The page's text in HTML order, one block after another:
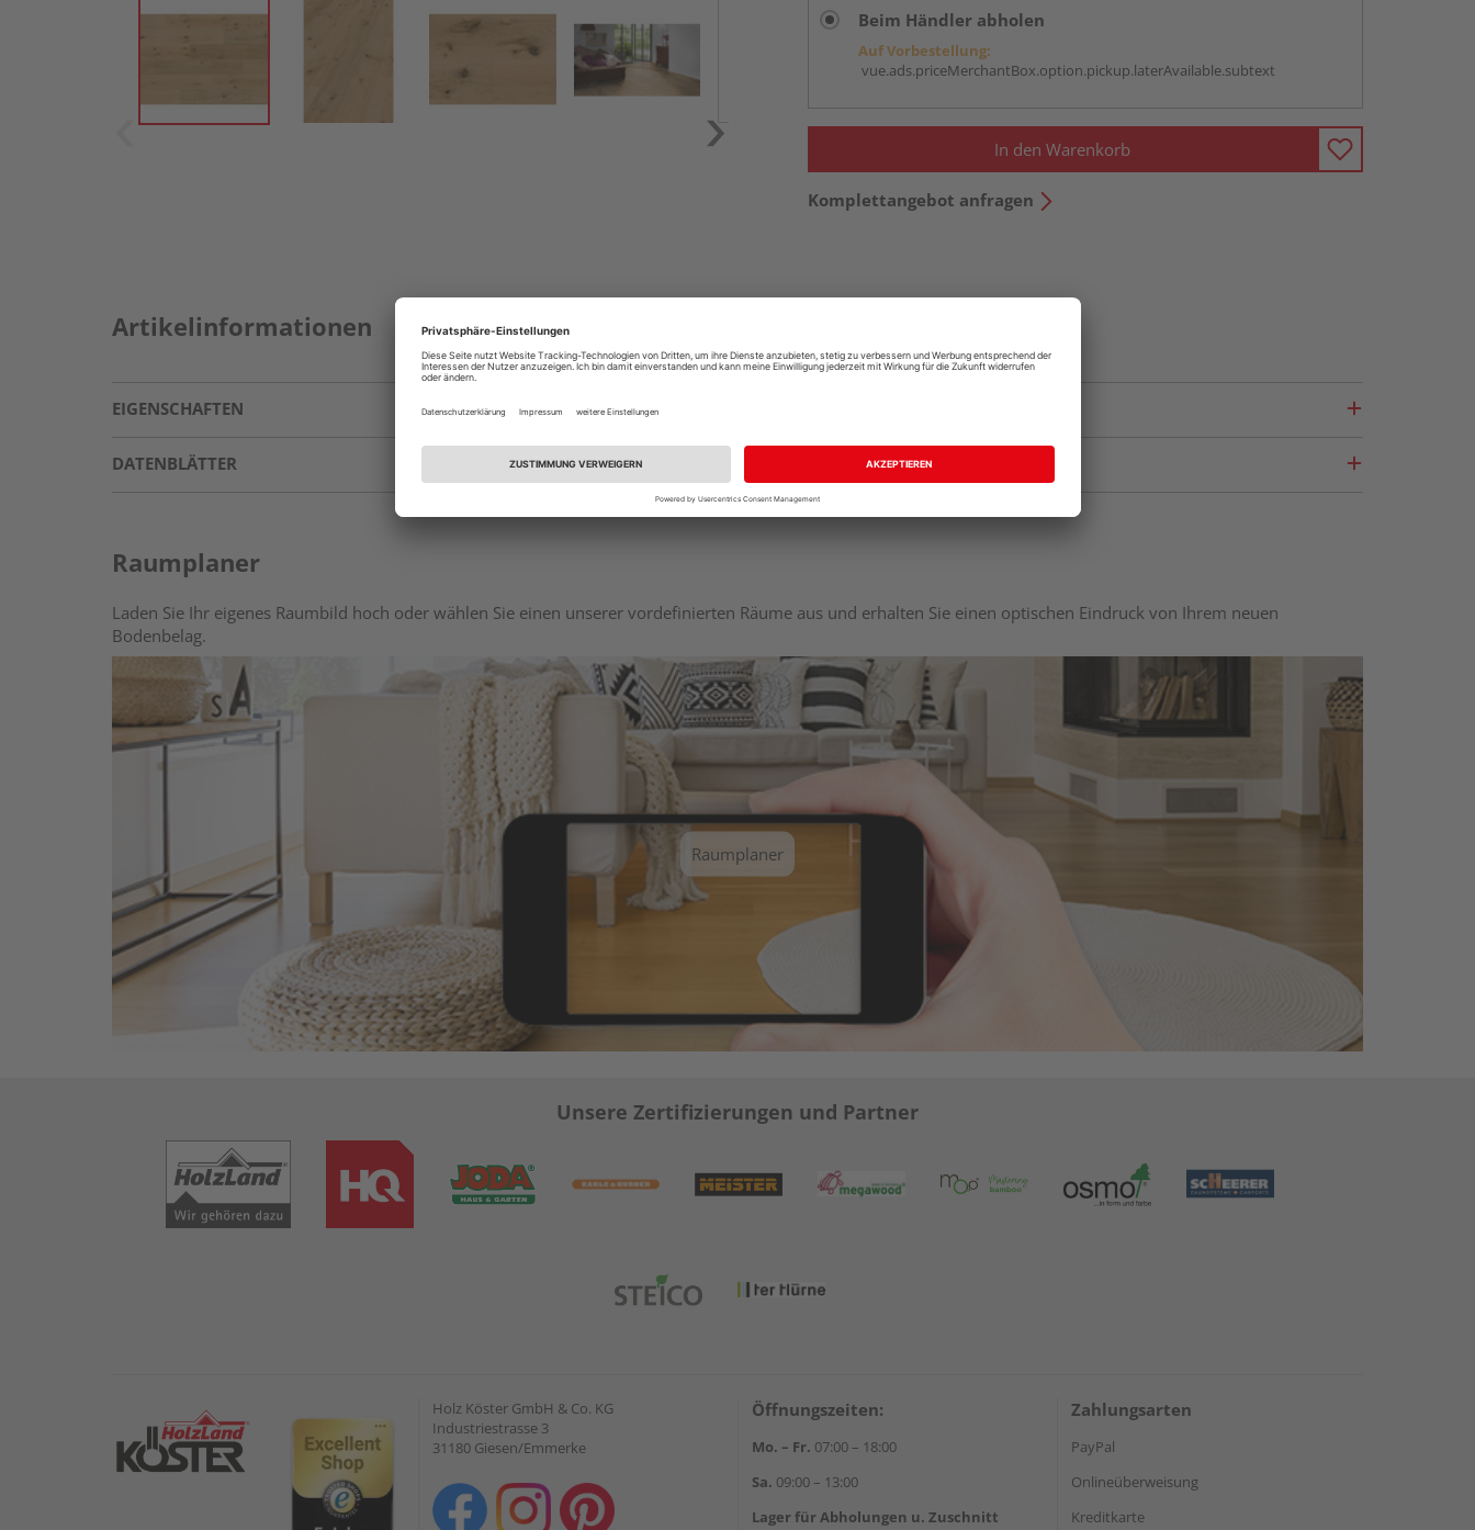
Beim Händler abholen
Auf Vorbestellung:
vue.ads.priceMerchantBox.option.pickup.laterAvailable.subtext
In den Warenkorb
Komplettangebot anfragen
Artikelinformationen
EIGENSCHAFTEN
DATENBLÄTTER
Raumplaner
Laden Sie Ihr eigenes Raumbild hoch oder wählen Sie einen unserer vordefinierten Räume aus und erhalten Sie einen optischen Eindruck von Ihrem neuen
Bodenbelag.
Raumplaner
Unsere Zertifizierungen und Partner
Holz Köster GmbH & Co. KG
Industriestrasse 3
31180 Giesen/Emmerke
Öffnungszeiten:
Mo. – Fr. 07:00 – 18:00
Sa. 09:00 – 13:00
Lager für Abholungen u. Zuschnitt
Zahlungsarten
PayPal
Onlineüberweisung
Kreditkarte